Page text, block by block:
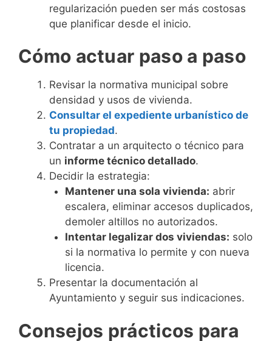
regularización pueden ser más costosas
que planificar desde el inicio.
Cómo actuar paso a paso
Revisar la normativa municipal sobre
densidad y usos de vivienda.
Consultar el expediente urbanístico de
tu propiedad.
Contratar a un arquitecto o técnico para
un informe técnico detallado.
Decidir la estrategia:
Mantener una sola vivienda: abrir
escalera, eliminar accesos duplicados,
demoler altillos no autorizados.
Intentar legalizar dos viviendas: solo
si la normativa lo permite y con nueva
licencia.
Presentar la documentación al
Ayuntamiento y seguir sus indicaciones.
Consejos prácticos para